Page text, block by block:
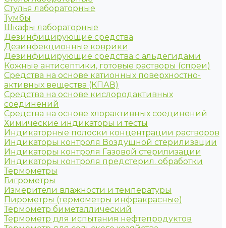
Стулья лабораторные
Тумбы
Шкафы лабораторные
Дезинфицирующие средства
Дезинфекционные коврики
Дезинфицирующие средства с альдегидами
Кожные антисептики, готовые растворы (спреи)
Средства на основе катионных поверхностно-
активных вещества (КПАВ)
Средства на основе кислородактивных
соединений
Средства на основе хлорактивных соединений
Химические индикаторы и тесты
Индикаторные полоски концентрации растворов
Индикаторы контроля Воздушной стерилизации
Индикаторы контроля Газовой стерилизации
Индикаторы контроля предстерил. обработки
Термометры
Гигрометры
Измерители влажности и температуры
Пирометры (термометры инфракрасные)
Термометр биметаллический
Термометр для испытания нефтепродуктов